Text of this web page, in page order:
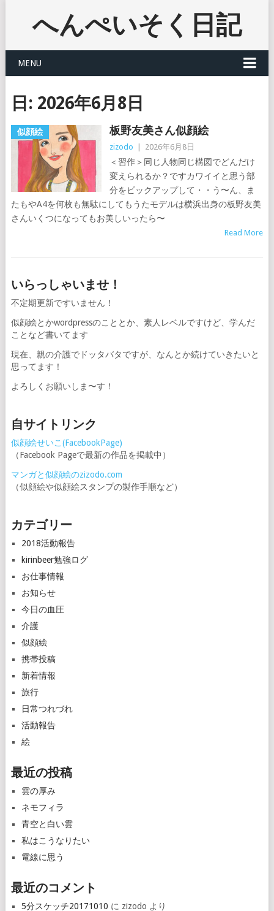
へんぺいそく日記
MENU
日: 2026年6月8日
似顔絵 板野友美さん似顔絵
zizodo 2026年6月8日
＜習作＞同じ人物同じ構図でどんだけ
変えられるか？ですカワイイと思う部
分をピックアップして・・う〜ん、ま
たもやA4を何枚も無駄にしてもうたモデルは横浜出身の板野友美
さんいくつになってもお美しいったら〜
Read More
いらっしゃいませ！
不定期更新ですいません！
似顔絵とかwordpressのこととか、素人レベルですけど、学んだ
ことなど書いてます
現在、親の介護でドッタバタですが、なんとか続けていきたいと
思ってます！
よろしくお願いしま〜す！
自サイトリンク
似顔絵せいこ(FacebookPage)
（Facebook Pageで最新の作品を掲載中）
マンガと似顔絵のzizodo.com
（似顔絵や似顔絵スタンプの製作手順など）
カテゴリー
2018活動報告
kirinbeer勉強ログ
お仕事情報
お知らせ
今日の血圧
介護
似顔絵
携帯投稿
新着情報
旅行
日常つれづれ
活動報告
絵
最近の投稿
雲の厚み
ネモフィラ
青空と白い雲
私はこうなりたい
電線に思う
最近のコメント
5分スケッチ20171010 に zizodo より